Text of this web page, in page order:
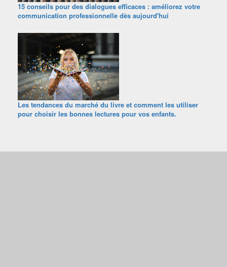
15 conseils pour des dialogues efficaces : améliorez votre
communication professionnelle dès aujourd'hui
Les tendances du marché du livre et comment les utiliser
pour choisir les bonnes lectures pour vos enfants.